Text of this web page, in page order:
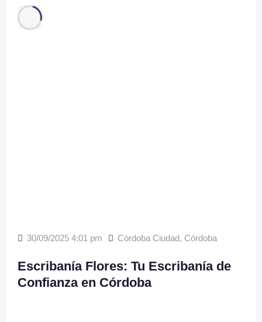
30/09/2025 4:01 pm Córdoba Ciudad, Córdoba
Escribanía Flores: Tu Escribanía de
Confianza en Córdoba